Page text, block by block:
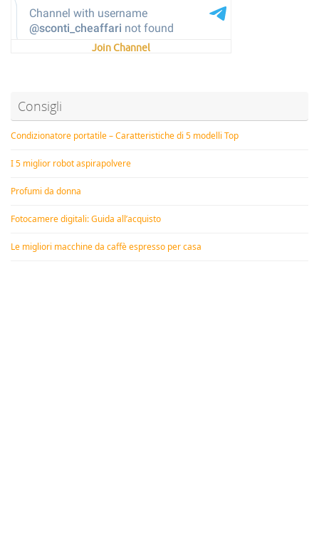
Join Channel
Consigli
Condizionatore portatile – Caratteristiche di 5 modelli Top
I 5 miglior robot aspirapolvere
Profumi da donna
Fotocamere digitali: Guida all’acquisto
Le migliori macchine da caffè espresso per casa